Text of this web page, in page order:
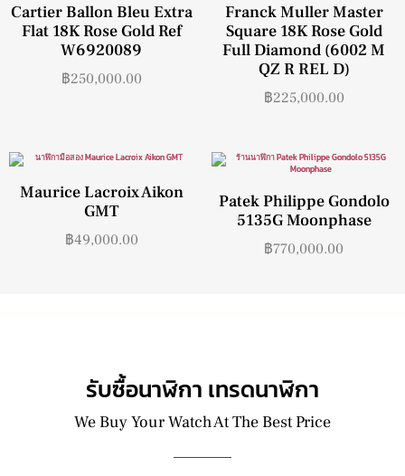
Cartier Ballon Bleu Extra
Flat 18K Rose Gold Ref
W6920089
฿250,000.00
Franck Muller Master
Square 18K Rose Gold
Full Diamond (6002 M
QZ R REL D)
฿225,000.00
Maurice Lacroix Aikon
GMT
฿49,000.00
Patek Philippe Gondolo
5135G Moonphase
฿770,000.00
รับซื้อนาฬิกา เทรดนาฬิกา
We Buy Your Watch At The Best Price